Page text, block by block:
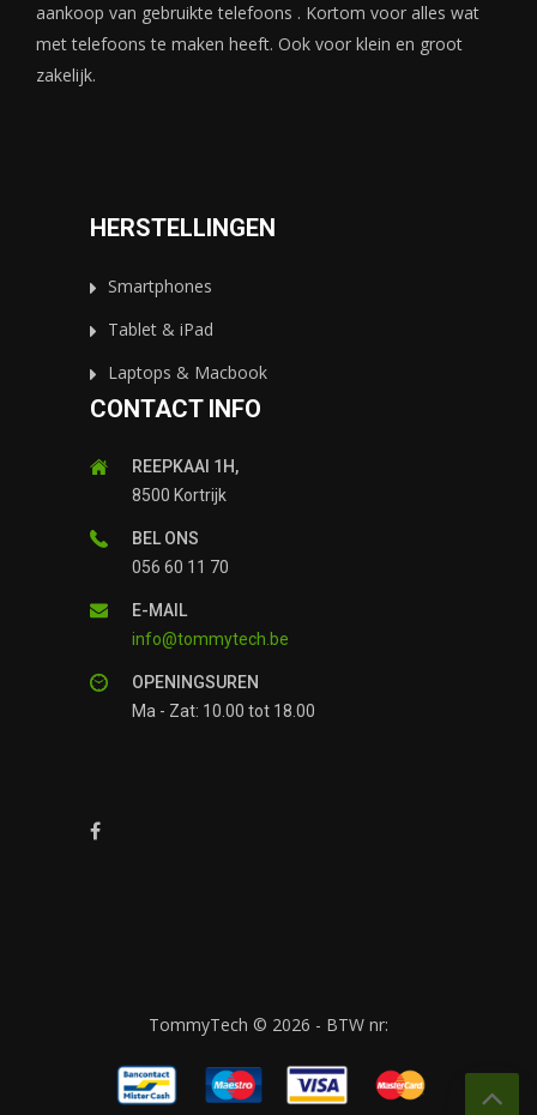
aankoop van gebruikte telefoons . Kortom voor alles wat
met telefoons te maken heeft. Ook voor klein en groot
zakelijk.
HERSTELLINGEN
Smartphones
Tablet & iPad
Laptops & Macbook
CONTACT INFO
REEPKAAI 1H,
8500 Kortrijk
BEL ONS
056 60 11 70
E-MAIL
info@tommytech.be
OPENINGSUREN
Ma - Zat: 10.00 tot 18.00
TommyTech © 2026 - BTW nr: